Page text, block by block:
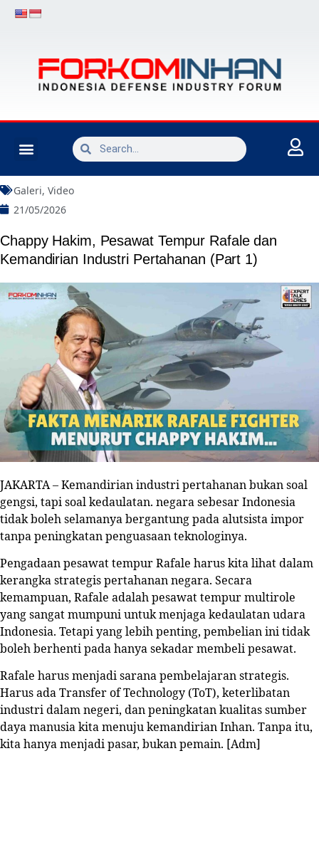
Galeri, Video
21/05/2026
Chappy Hakim, Pesawat Tempur Rafale dan
Kemandirian Industri Pertahanan (Part 1)
JAKARTA – Kemandirian industri pertahanan bukan soal
gengsi, tapi soal kedaulatan. negara sebesar Indonesia
tidak boleh selamanya bergantung pada alutsista impor
tanpa peningkatan penguasaan teknologinya.
Pengadaan pesawat tempur Rafale harus kita lihat dalam
kerangka strategis pertahanan negara. Secara
kemampuan, Rafale adalah pesawat tempur multirole
yang sangat mumpuni untuk menjaga kedaulatan udara
Indonesia. Tetapi yang lebih penting, pembelian ini tidak
boleh berhenti pada hanya sekadar membeli pesawat.
Rafale harus menjadi sarana pembelajaran strategis.
Harus ada Transfer of Technology (ToT), keterlibatan
industri dalam negeri, dan peningkatan kualitas sumber
daya manusia kita menuju kemandirian Inhan. Tanpa itu,
kita hanya menjadi pasar, bukan pemain. [Adm]